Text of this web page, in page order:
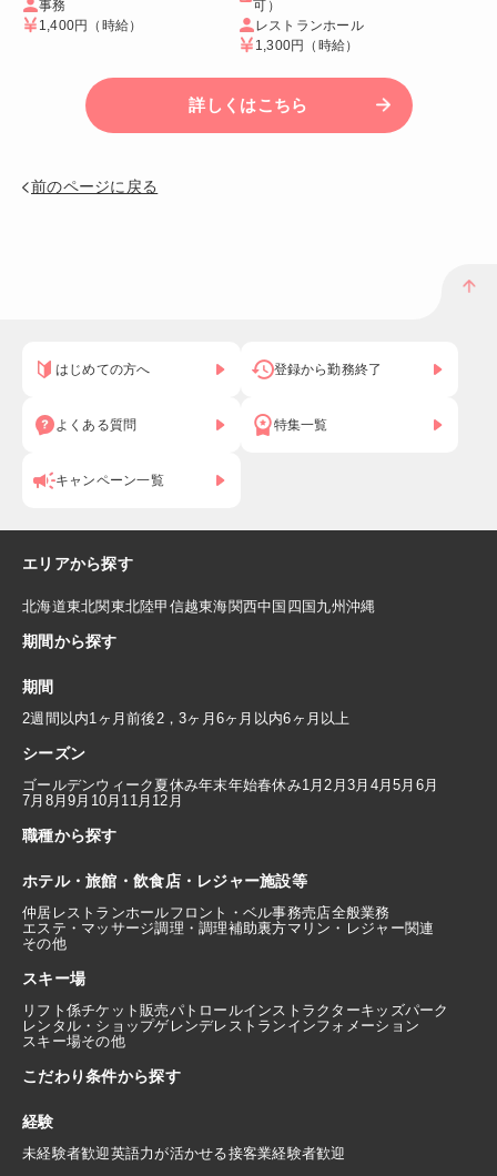
事務
1,400円 （時給）
可）
レストランホール
1,300円 （時給）
詳しくはこちら
前のページに戻る
はじめての方へ 登録から勤務終了
よくある質問 特集一覧
キャンペーン一覧
エリアから探す
北海道東北関東北陸甲信越東海関西中国 四国九州沖縄
期間から探す
期間
2週間以内1ヶ月前後 2，3ヶ月 6ヶ月以内6ヶ月以上
シーズン
ゴールデンウィーク 夏休み年末年始春休み1月 2月3月 4月5月 6月
7月 8月9月 10月 11月 12月
職種から探す
ホテル・旅館・飲食店・レジャー施設等
仲居 レストランホールフロント・ベル事務売店全般業務
エステ・マッサージ調理・調理補助裏方マリン・レジャー関連
その他
スキー場
リフト係チケット販売パトロールインストラクターキッズパーク
レンタル・ショップゲレンデレストラン インフォメーション
スキー場その他
こだわり条件から探す
経験
未経験者歓迎英語力が活かせる接客業経験者歓迎